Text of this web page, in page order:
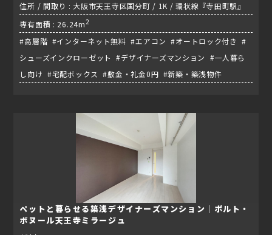
住所 / 間取り : 大阪市天王寺区国分町 / 1K / 環状線『寺田町駅』
専有面積 : 26.24m2
#高層階 #インターネット無料 #エアコン #オートロック付き #
シューズインクローゼット #デザイナーズマンション #一人暮ら
し向け #宅配ボックス #敷金・礼金0円 #新築・築浅物件
ペットと暮らせる築浅デザイナーズマンション｜ポルト・
ボヌール天王寺ミラージュ